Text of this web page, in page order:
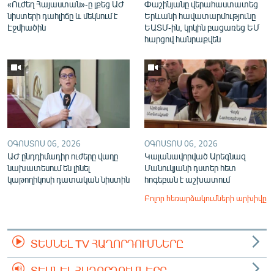
«Ուժեղ Հայաստան»-ը լքեց ԱԺ
նիստերի դահլիճը և մեկնում է
Էջմիածին
Փաշինյանը վերահաստատեց
Երևանի հավատարմությունը
ԵԱՏՄ-ին, կրկին բացառեց ԵՄ
հարցով հանրաքվեն
ՕԳՈՍՏՈՍ 06, 2026
ԱԺ ընդդիմադիր ուժերը վաղը
նախատեսում են լինել
կաթողիկոսի դատական նիստին
ՕԳՈՍՏՈՍ 06, 2026
Կալանավորված Արեգնազ
Մանուկյանի դստեր հետ
հոգեբան է աշխատում
Բոլոր հեռարձակումների արխիվը
ՏԵՍՆԵԼ TV ՀԱՂՈՐԴՈՒՄՆԵՐԸ